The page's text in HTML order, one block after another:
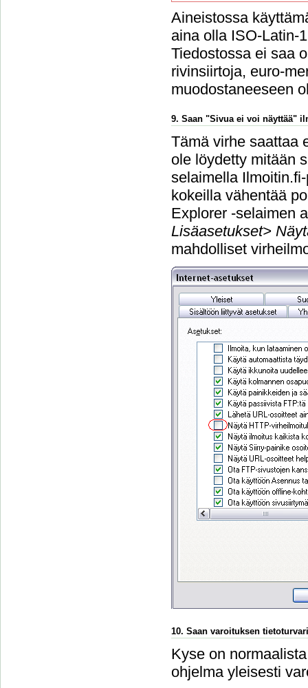
Aineistossa
aina olla ISO-Latin-
Tiedostossa ei saa
rivinsiirtoja, euro-
muodostaneeseen
9. Saan "Sivua ei voi näyttää"
Tämä virhe saattaa
ole löydetty mitään
selaimella
kokeilla vähentää
Explorer -selaimen
Lisäasetukset>
mahdolliset
10. Saan varoituksen
Kyse on
ohjelma yleisesti